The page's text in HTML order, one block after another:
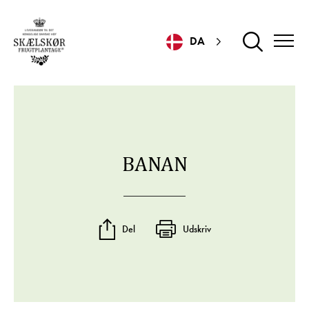
DA
BANAN
Del Udskriv